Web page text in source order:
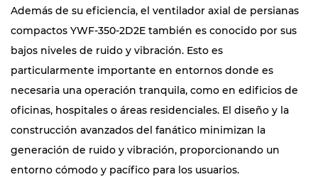
Además de su eficiencia, el ventilador axial de persianas
compactos YWF-350-2D2E también es conocido por sus
bajos niveles de ruido y vibración. Esto es
particularmente importante en entornos donde es
necesaria una operación tranquila, como en edificios de
oficinas, hospitales o áreas residenciales. El diseño y la
construcción avanzados del fanático minimizan la
generación de ruido y vibración, proporcionando un
entorno cómodo y pacífico para los usuarios.